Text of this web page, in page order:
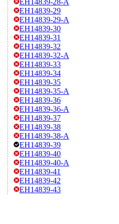
EH14839-29
EH14839-29-A
EH14839-30
EH14839-31
EH14839-32
EH14839-32-A
EH14839-33
EH14839-34
EH14839-35
EH14839-35-A
EH14839-36
EH14839-36-A
EH14839-37
EH14839-38
EH14839-38-A
EH14839-39
EH14839-40
EH14839-40-A
EH14839-41
EH14839-42
EH14839-43